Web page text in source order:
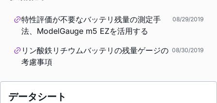
特性評価が不要なバッテリ残量の測定手
法、ModelGauge m5 EZを活用する
08/29/2019
リン酸鉄リチウムバッテリの残量ゲージの
考慮事項
08/30/2019
データシート